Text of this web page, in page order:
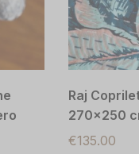
e Arancio
€135.00